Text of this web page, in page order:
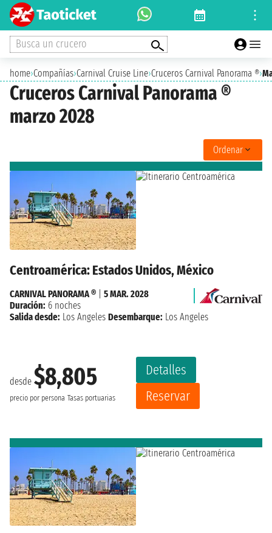
Busca un crucero
home›Compañías›Carnival Cruise Line›Cruceros Carnival Panorama ®›
Cruceros Carnival Panorama ®
marzo 2028
Ordenar
Centroamérica: Estados Unidos, México
desde $8,805
precio por persona Tasas portuarias
Detalles
Reservar
CARNIVAL PANORAMA ®
5 MAR. 2028
Duración: 6 noches
Salida desde: Los Angeles Desembarque: Los Angeles